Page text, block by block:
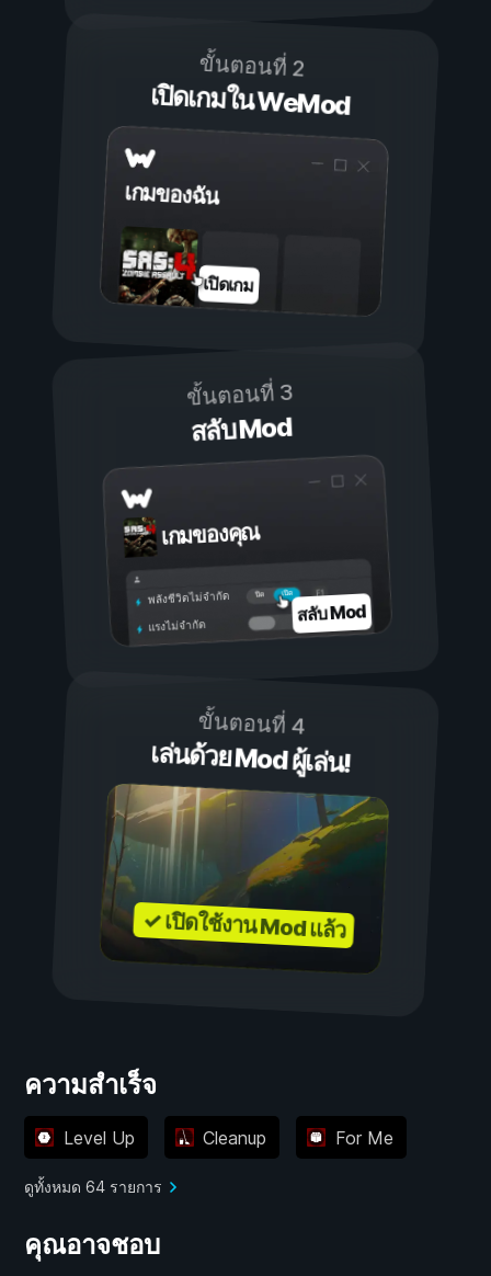
ขั้นตอนที่ 2
เปิดเกมใน WeMod
เกมของฉัน
เปิดเกม
ขั้นตอนที่ 3
สลับ Mod
เกมของคุณ
เปิด
ปิด
พลังชีวิตไม่จำกัด
แรงไม่จำกัด สลับ Mod
ขั้นตอนที่ 4
เล่นด้วย Mod ผู้เล่น!
✓ เปิดใช้งาน Mod แล้ว
ความสำเร็จ
Level Up Cleanup For Me
ดูทั้งหมด 64 รายการ
คุณอาจชอบ